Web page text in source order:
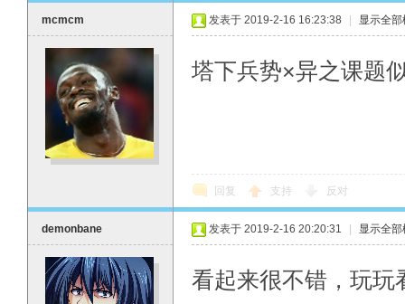
mcmcm 发表于 2019-2-16 16:23:38 显示全部
塔下兵势×异之课题
回复 支持 反对
demonbane 发表于 2019-2-16 20:20:31 显示全部
看起来很不错，玩玩